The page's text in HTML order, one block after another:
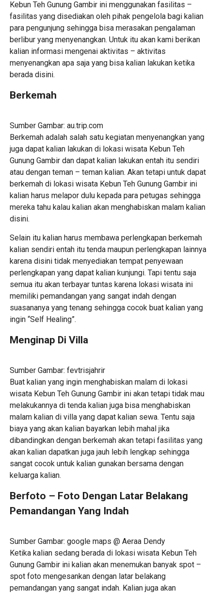
Kebun Teh Gunung Gambir ini menggunakan fasilitas –
fasilitas yang disediakan oleh pihak pengelola bagi kalian
para pengunjung sehingga bisa merasakan pengalaman
berlibur yang menyenangkan. Untuk itu akan kami berikan
kalian informasi mengenai aktivitas – aktivitas
menyenangkan apa saja yang bisa kalian lakukan ketika
berada disini.
Berkemah
Sumber Gambar: au.trip.com
Berkemah adalah salah satu kegiatan menyenangkan yang
juga dapat kalian lakukan di lokasi wisata Kebun Teh
Gunung Gambir dan dapat kalian lakukan entah itu sendiri
atau dengan teman – teman kalian. Akan tetapi untuk dapat
berkemah di lokasi wisata Kebun Teh Gunung Gambir ini
kalian harus melapor dulu kepada para petugas sehingga
mereka tahu kalau kalian akan menghabiskan malam kalian
disini.
Selain itu kalian harus membawa perlengkapan berkemah
kalian sendiri entah itu tenda maupun perlengkapan lainnya
karena disini tidak menyediakan tempat penyewaan
perlengkapan yang dapat kalian kunjungi. Tapi tentu saja
semua itu akan terbayar tuntas karena lokasi wisata ini
memiliki pemandangan yang sangat indah dengan
suasananya yang tenang sehingga cocok buat kalian yang
ingin “Self Healing”.
Menginap Di Villa
Sumber Gambar: fevtrisjahrir
Buat kalian yang ingin menghabiskan malam di lokasi
wisata Kebun Teh Gunung Gambir ini akan tetapi tidak mau
melakukannya di tenda kalian juga bisa menghabiskan
malam kalian di villa yang dapat kalian sewa. Tentu saja
biaya yang akan kalian bayarkan lebih mahal jika
dibandingkan dengan berkemah akan tetapi fasilitas yang
akan kalian dapatkan juga jauh lebih lengkap sehingga
sangat cocok untuk kalian gunakan bersama dengan
keluarga kalian.
Berfoto – Foto Dengan Latar Belakang
Pemandangan Yang Indah
Sumber Gambar: google maps @ Aeraa Dendy
Ketika kalian sedang berada di lokasi wisata Kebun Teh
Gunung Gambir ini kalian akan menemukan banyak spot –
spot foto mengesankan dengan latar belakang
pemandangan yang sangat indah. Kalian juga akan